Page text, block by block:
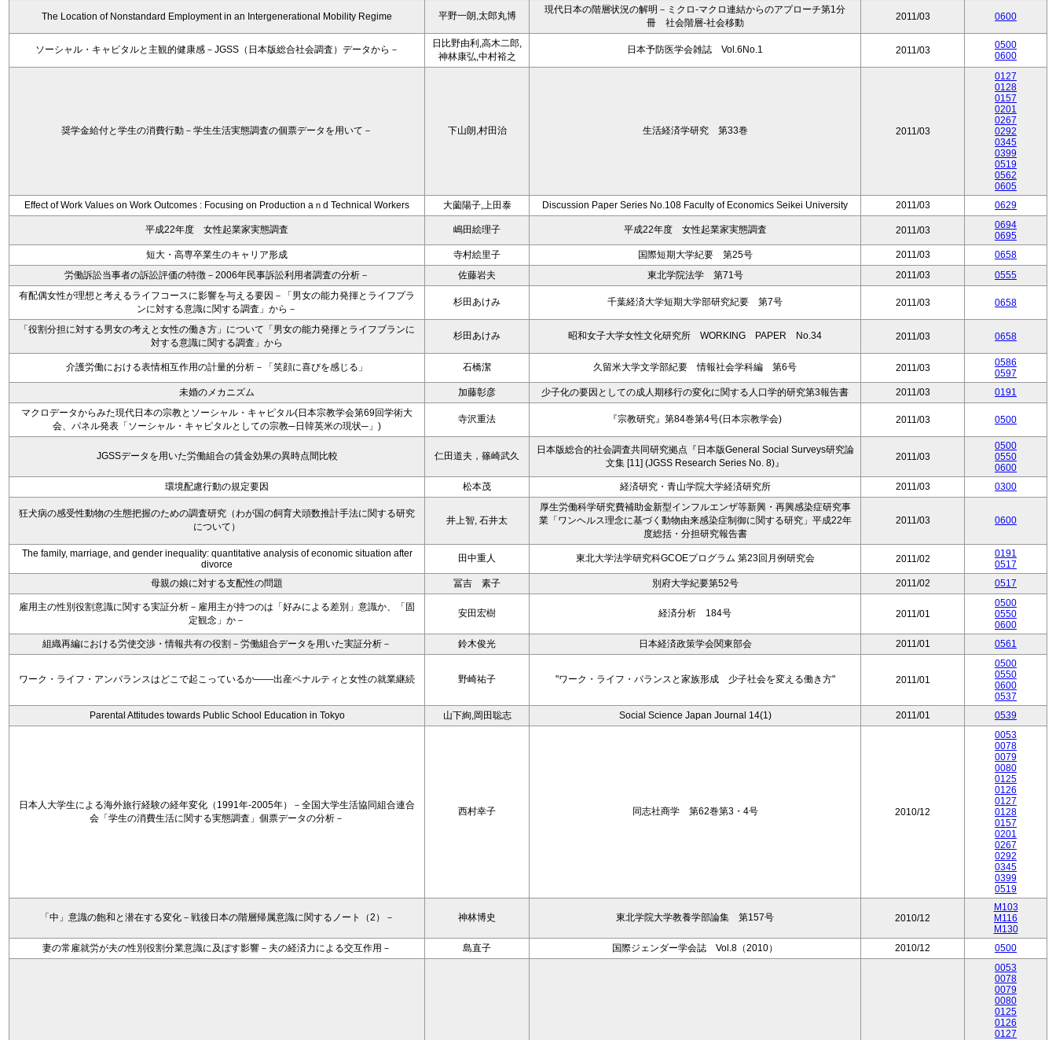
The Location of Nonstandard Employment in an Intergenerational Mobility Regime 平野一朗,太郎丸博
現代日本の階層状況の解明－ミクロ-マクロ連結からのアプローチ第1分
冊 社会階層-社会移動
2011/03 0600
ソーシャル・キャピタルと主観的健康感－JGSS（日本版総合社会調査）データから－
日比野由利,高木二郎,
神林康弘,中村裕之
日本予防医学会雑誌 Vol.6No.1 2011/03
0500
0600
奨学金給付と学生の消費行動－学生生活実態調査の個票データを用いて－ 下山朗,村田治 生活経済学研究 第33巻 2011/03
0127
0128
0157
0201
0267
0292
0345
0399
0519
0562
0605
Effect of Work Values on Work Outcomes : Focusing on Production aｎd Technical Workers
大薗陽子,上田泰 Discussion Paper Series No.108 Faculty of Economics Seikei University 2011/03 0629
平成22年度 女性起業家実態調査 嶋田絵理子 平成22年度 女性起業家実態調査 2011/03
0694
0695
短大・高専卒業生のキャリア形成
寺村絵里子 国際短期大学紀要 第25号 2011/03
0658
労働訴訟当事者の訴訟評価の特徴－2006年民事訴訟利用者調査の分析－
佐藤岩夫 東北学院法学 第71号 2011/03
0555
有配偶女性が理想と考えるライフコースに影響を与える要因－「男女の能力発揮とライフプラ
ンに対する意識に関する調査」から－
杉田あけみ 千葉経済大学短期大学部研究紀要 第7号 2011/03 0658
「役割分担に対する男女の考えと女性の働き方」について「男女の能力発揮とライフブランに
対する意識に関する調査」から
杉田あけみ 昭和女子大学女性文化研究所 WORKING PAPER No.34 2011/03 0658
介護労働における表情相互作用の計量的分析－「笑顔に喜びを感じる」 石橋潔 久留米大学文学部紀要 情報社会学科編 第6号 2011/03
0586
0597
未婚のメカニズム
加藤彰彦 少子化の要因としての成人期移行の変化に関する人口学的研究第3報告書 2011/03
0191
マクロデータからみた現代日本の宗教とソーシャル・キャピタル(日本宗教学会第69回学術大
会、パネル発表「ソーシャル・キャピタルとしての宗教─日韓英米の現状─」)
寺沢重法 『宗教研究』第84巻第4号(日本宗教学会) 2011/03 0500
JGSSデータを用いた労働組合の賃金効果の異時点間比較 仁田道夫，篠崎武久
日本版総合的社会調査共同研究拠点『日本版General Social Surveys研究論
文集 [11] (JGSS Research Series No. 8)』
2011/03
0500
0550
0600
環境配慮行動の規定要因
松本茂 経済研究・青山学院大学経済研究所 2011/03 0300
狂犬病の感受性動物の生態把握のための調査研究（わが国の飼育犬頭数推計手法に関する研究
について）
井上智, 石井太
厚生労働科学研究費補助金新型インフルエンザ等新興・再興感染症研究事
業「ワンヘルス理念に基づく動物由来感染症制御に関する研究」平成22年
度総括・分担研究報告書
2011/03 0600
The family, marriage, and gender inequality: quantitative analysis of economic situation after
divorce
田中重人 東北大学法学研究科GCOEプログラム 第23回月例研究会 2011/02
0191
0517
母親の娘に対する支配性の問題
冨吉 素子 別府大学紀要第52号 2011/02 0517
雇用主の性別役割意識に関する実証分析－雇用主が持つのは「好みによる差別」意識か、「固
定観念」か－
安田宏樹 経済分析 184号 2011/01
0500
0550
0600
組織再編における労使交渉・情報共有の役割－労働組合データを用いた実証分析－
鈴木俊光 日本経済政策学会関東部会 2011/01 0561
ワーク・ライフ・アンバランスはどこで起こっているか――出産ペナルティと女性の就業継続 野崎祐子 "ワーク・ライフ・バランスと家族形成 少子社会を変える働き方" 2011/01
0500
0550
0600
0537
Parental Attitudes towards Public School Education in Tokyo
山下絢,岡田聡志 Social Science Japan Journal 14(1) 2011/01 0539
日本人大学生による海外旅行経験の経年変化（1991年-2005年）－全国大学生活協同組合連合
会「学生の消費生活に関する実態調査」個票データの分析－
西村幸子 同志社商学 第62巻第3・4号 2010/12
0053
0078
0079
0080
0125
0126
0127
0128
0157
0201
0267
0292
0345
0399
0519
「中」意識の飽和と潜在する変化－戦後日本の階層帰属意識に関するノート（2）－ 神林博史 東北学院大学教養学部論集 第157号 2010/12
M103
M116
M130
妻の常雇就労が夫の性別役割分業意識に及ぼす影響－夫の経済力による交互作用－
島直子 国際ジェンダー学会誌 Vol.8（2010） 2010/12 0500
0053
0078
0079
0080
0125
0126
0127